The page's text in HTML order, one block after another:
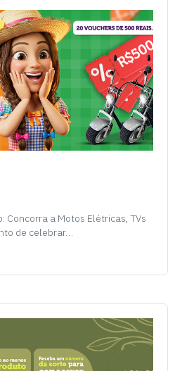
Concorra a Motos Elétricas, TVs
de celebrar…